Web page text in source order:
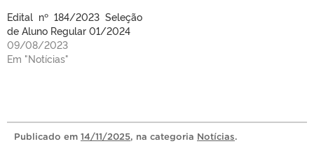
Edital nº 184/2023 Seleção
de Aluno Regular 01/2024
09/08/2023
Em "Notícias"
Publicado em 14/11/2025, na categoria Notícias.